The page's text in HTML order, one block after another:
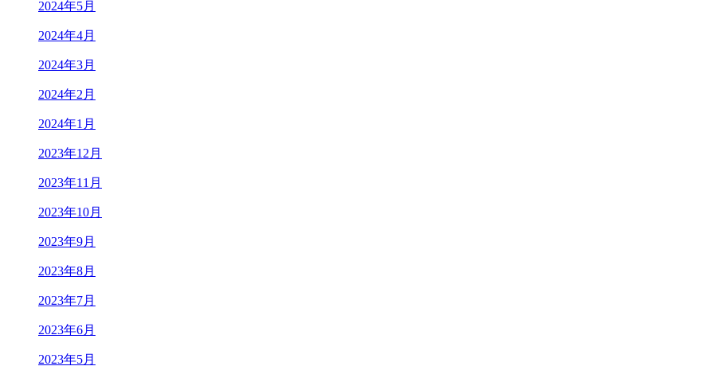
2024年5月
2024年4月
2024年3月
2024年2月
2024年1月
2023年12月
2023年11月
2023年10月
2023年9月
2023年8月
2023年7月
2023年6月
2023年5月